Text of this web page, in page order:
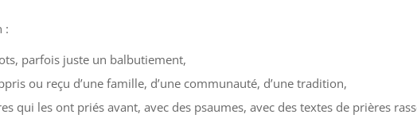
:
parfois juste un balbutiement,
ou reçu d’une famille, d’une communauté, d’une tradition,
qui les ont priés avant, avec des psaumes, avec des textes de prières